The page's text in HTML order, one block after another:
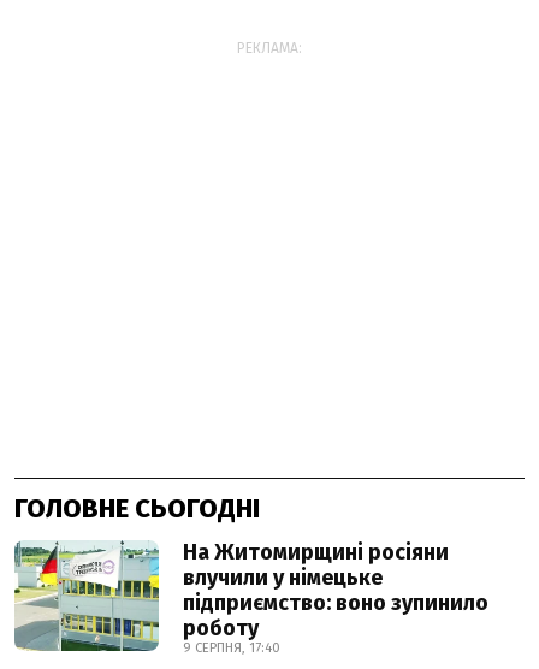
РЕКЛАМА:
ГОЛОВНЕ СЬОГОДНІ
На Житомирщині росіяни
влучили у німецьке
підприємство: воно зупинило
роботу
9 СЕРПНЯ, 17:40